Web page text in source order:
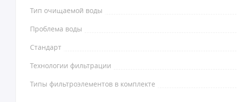
Тип очищаемой воды
Проблема воды
Стандарт
Технологии фильтрации
Типы фильтроэлементов в комплекте